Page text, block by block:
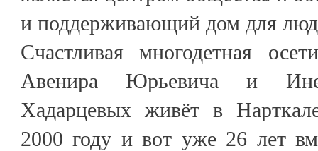
и поддерживающий дом для
Счастливая многодетная
Авенира Юрьевича и
Хадарцевых живёт в
2000 году и вот уже 26 лет